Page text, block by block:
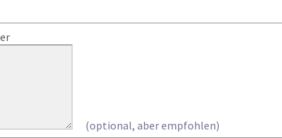
(optional, aber empfohlen)